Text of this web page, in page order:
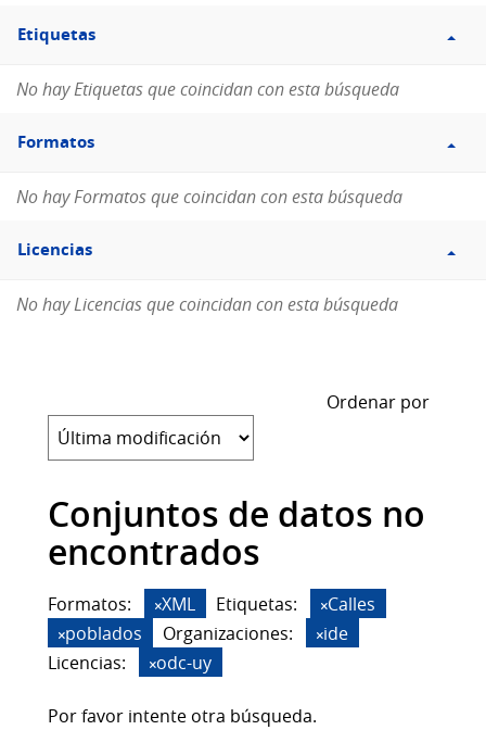
Filtro
Etiquetas
Etiquetas
No hay Etiquetas que coincidan con esta búsqueda
Filtro
Formatos
Formatos
No hay Formatos que coincidan con esta búsqueda
Filtro
Licencias
Licencias
No hay Licencias que coincidan con esta búsqueda
Ordenar por
Conjuntos de datos no
encontrados
Formatos: XML Etiquetas:
Calles
poblados
Organizaciones:
ide
Licencias:
odc-uy
Por favor intente otra búsqueda.